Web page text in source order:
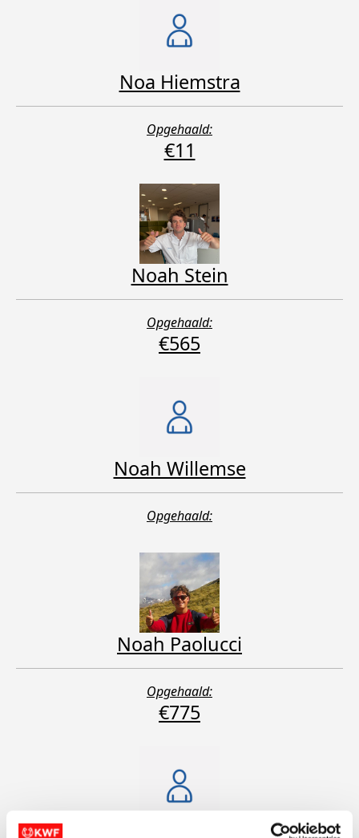
Noa Hiemstra
Opgehaald:
€11
Noah Stein
Opgehaald:
€565
Noah Willemse
Opgehaald:
Noah Paolucci
Opgehaald:
€775